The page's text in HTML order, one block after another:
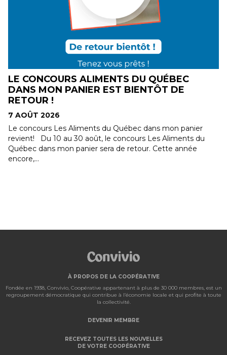
du
UN MONTANT DE 2210 $ AJOUTÉ AU
MONTANT REMIS AUX ORGANISMES
PROGRAMME DE DONS CONVIVIO
7 AOÛT 2026
Vous avez été nombreux à vous stationner au IGA
Jean-Chrysostome à l'occasion du Festivent ! Tel
qu’annoncé précédemment dans nos...
À PROPOS DE LA COOPÉRATIVE
Fondée en 1938, Convivio, Coopérative appartenant à plus de 30 000 membres, est un
regroupement démocratique qui contribue à l’économie locale et qui profite à toute
la collectivité.
DEVENIR MEMBRE
RECEVEZ TOUTES LES NOUVELLES
DE VOTRE COOPÉRATIVE